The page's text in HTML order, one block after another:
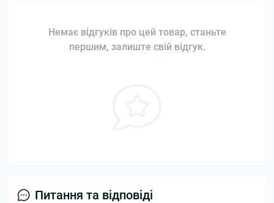
Немає відгуків про цей товар, станьте
першим, залиште свій відгук.
Питання та відповіді